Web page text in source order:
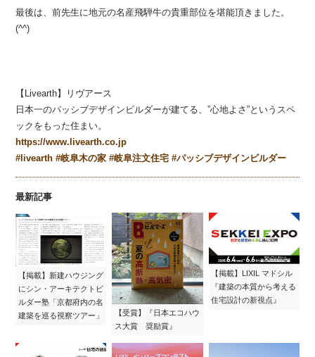
最後は、前先生に地元の名産飛騨牛の貴重部位を堪能頂きました。
(^^)
【Livearth】リヴアース
日本一のパッシブデザインビルダーが建てる、”心地よさ”というスペ
ックをもった住まい。
https://www.livearth.co.jp
# livearth #岐阜木の家 #岐阜注文住宅 #パッシブデザインビルダー
最新記事
【掲載】新建ハウジング
にシン・アーキテクトビ
ルダー塾「京都府内の名
建築を巡る視察ツアー」
【受賞】『日本エコハウ
ス大賞 奨励賞』
【掲載】LIXIL マドシル
『建築の本質から考える
住宅設計の新視点』